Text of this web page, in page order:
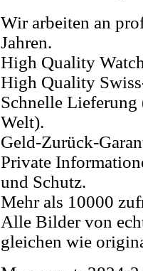
Wir arbeiten an
Jahren.
High Quality
High Quality
Schnelle Lieferung
Welt).
Geld-Zurück-
Private
und Schutz.
Mehr als 10000
Alle Bilder von
gleichen wie